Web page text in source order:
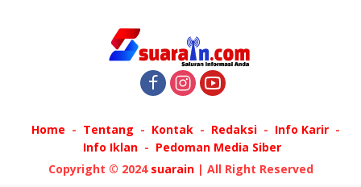
Home Tentang Kontak Redaksi
Info Karir
Info Iklan
Pedoman Media Siber
Copyright © 2024 suarain| All Right Reserved